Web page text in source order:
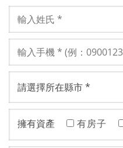
擁有資產 有房子